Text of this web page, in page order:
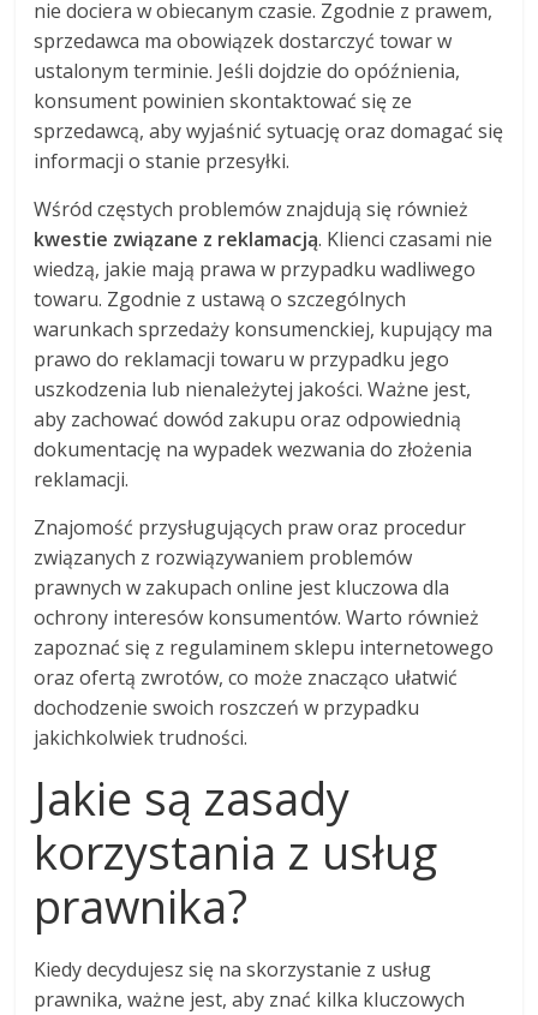
nie dociera w obiecanym czasie. Zgodnie z prawem,
sprzedawca ma obowiązek dostarczyć towar w
ustalonym terminie. Jeśli dojdzie do opóźnienia,
konsument powinien skontaktować się ze
sprzedawcą, aby wyjaśnić sytuację oraz domagać się
informacji o stanie przesyłki.
Wśród częstych problemów znajdują się również
kwestie związane z reklamacją. Klienci czasami nie
wiedzą, jakie mają prawa w przypadku wadliwego
towaru. Zgodnie z ustawą o szczególnych
warunkach sprzedaży konsumenckiej, kupujący ma
prawo do reklamacji towaru w przypadku jego
uszkodzenia lub nienależytej jakości. Ważne jest,
aby zachować dowód zakupu oraz odpowiednią
dokumentację na wypadek wezwania do złożenia
reklamacji.
Znajomość przysługujących praw oraz procedur
związanych z rozwiązywaniem problemów
prawnych w zakupach online jest kluczowa dla
ochrony interesów konsumentów. Warto również
zapoznać się z regulaminem sklepu internetowego
oraz ofertą zwrotów, co może znacząco ułatwić
dochodzenie swoich roszczeń w przypadku
jakichkolwiek trudności.
Jakie są zasady
korzystania z usług
prawnika?
Kiedy decydujesz się na skorzystanie z usług
prawnika, ważne jest, aby znać kilka kluczowych